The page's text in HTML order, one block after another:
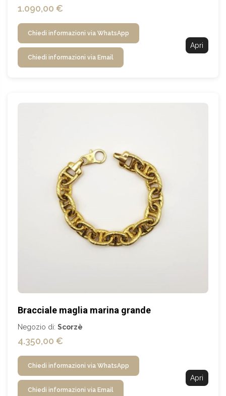
1.090,00 €
Chiedi informazioni via WhatsApp
Chiedi informazioni via Email
Apri
Bracciale maglia marina grande
Negozio di: Scorzè
4.350,00 €
Chiedi informazioni via WhatsApp
Chiedi informazioni via Email
Apri